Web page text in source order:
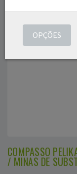
COMPASSO
/ MINAS DE
OPÇÕES